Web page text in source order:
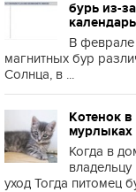
бурь из-
В
магнитных бур
Солнца, в ...
Котенок
мурлыках
Когда в
уход Тогда питомец